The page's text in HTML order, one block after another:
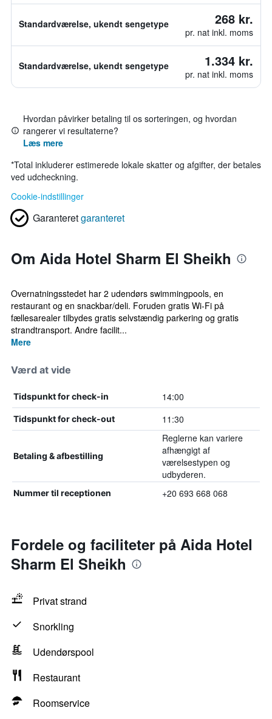
Standardværelse, ukendt sengetype 268 kr.
pr. nat inkl. moms
Standardværelse, ukendt sengetype 1.334 kr.
pr. nat inkl. moms
Hvordan påvirker betaling til os sorteringen, og hvordan
rangerer vi resultaterne?
Læs mere
*Total inkluderer estimerede lokale skatter og afgifter, der betales
ved udcheckning.
Cookie-indstillinger
Garanteretgaranteret
Om Aida Hotel Sharm El Sheikh
Overnatningsstedet har 2 udendørs swimmingpools, en
restaurant og en snackbar/deli. Foruden gratis Wi-Fi på
fællesarealer tilbydes gratis selvstændig parkering og gratis
strandtransport. Andre facilit...
Mere
Værd at vide
Tidspunkt for check-in 14:00
Tidspunkt for check-out 11:30
Betaling & afbestilling
Reglerne kan variere
afhængigt af
værelsestypen og
udbyderen.
Nummer til receptionen +20 693 668 068
Fordele og faciliteter på Aida Hotel
Sharm El Sheikh
Privat strand
Snorkling
Udendørspool
Restaurant
Roomservice